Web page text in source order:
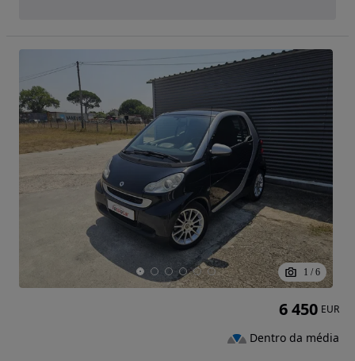
1 / 6
6 450 EUR
Dentro da média